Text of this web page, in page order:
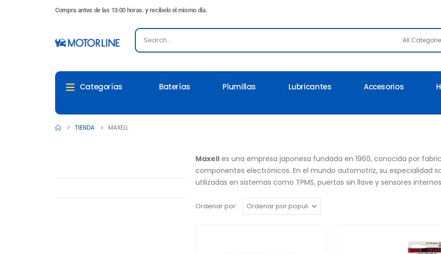
Compra antes de las 13:00 horas. y recíbelo el mismo día.
All
Categorías Baterías Plumillas Lubricantes Accesorios
TIENDA MAXELL
Maxell es una empresa japonesa fundada en 1960, conocida por
componentes electrónicos. En el mundo automotriz, su especialidad
utilizadas en sistemas como TPMS, puertas sin llave y sensores
Ordenar por: